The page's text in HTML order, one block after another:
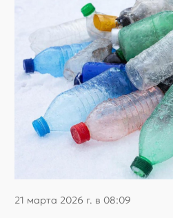
21 марта 2026 г. в 08:09